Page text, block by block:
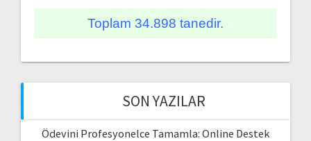
Toplam 34.898 tanedir.
SON YAZILAR
Ödevini Profesyonelce Tamamla: Online Destek